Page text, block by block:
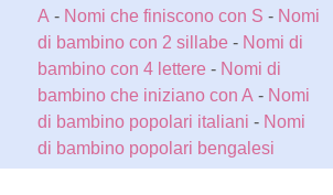
A - Nomi che finiscono con S - Nomi
di bambino con 2 sillabe - Nomi di
bambino con 4 lettere - Nomi di
bambino che iniziano con A - Nomi
di bambino popolari italiani - Nomi
di bambino popolari bengalesi